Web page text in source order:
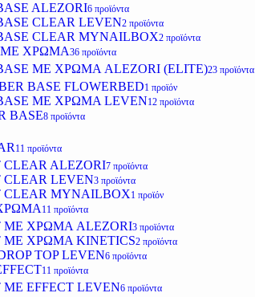
ALEZORI6 προϊόντα
CLEAR LEVEN2 προϊόντα
CLEAR MYNAILBOX2 προϊόντα
ΜΕ ΧΡΩΜΑ36 προϊόντα
ΜΕ ΧΡΩΜΑ ALEZORI (ELITE)23 προϊόντα
BASE FLOWERBED1 προϊόν
ΜΕ ΧΡΩΜΑ LEVEN12 προϊόντα
BASE8 προϊόντα
11 προϊόντα
CLEAR ALEZORI7 προϊόντα
CLEAR LEVEN3 προϊόντα
CLEAR MYNAILBOX1 προϊόν
11 προϊόντα
ΜΕ ΧΡΩΜΑ ALEZORI3 προϊόντα
ΜΕ ΧΡΩΜΑ KINETICS2 προϊόντα
TOP LEVEN6 προϊόντα
11 προϊόντα
ME EFFECT LEVEN6 προϊόντα